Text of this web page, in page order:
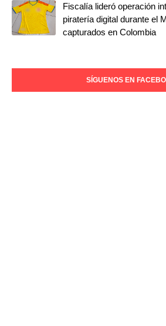
Fiscalía lideró operación
piratería digital durante el
capturados en Colombia
SÍGUENOS EN